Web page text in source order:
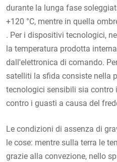
durante la lunga fase
+120 °C, mentre in quella
. Per i dispositivi tecnologici,
la temperatura prodotta
dall'elettronica di comando.
satelliti la sfida consiste nella
tecnologici sensibili sia contro
contro i guasti a causa del
Le condizioni di assenza di
le cose: mentre sulla terra le
grazie alla convezione, nello